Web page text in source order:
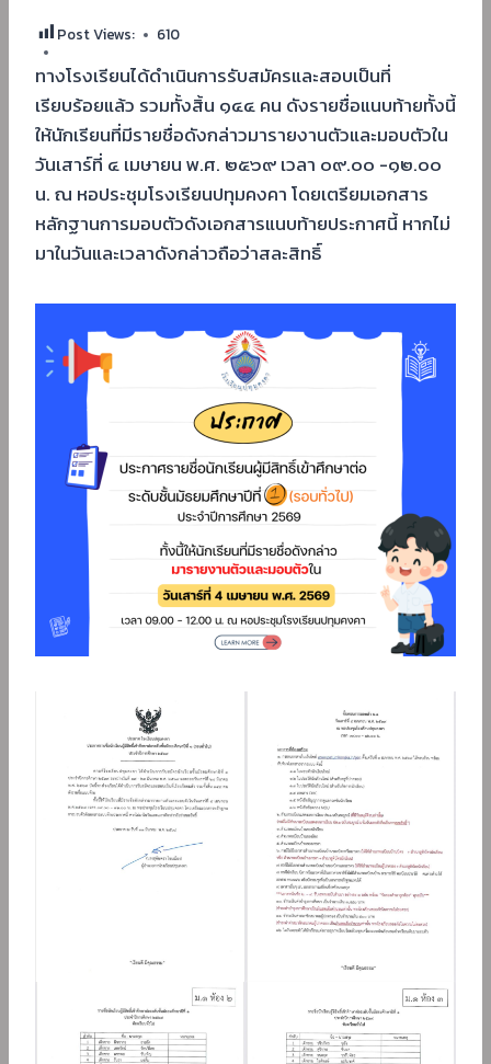
Post Views: 610
ทางโรงเรียนได้ดำเนินการรับสมัครและสอบเป็นที่
เรียบร้อยแล้ว รวมทั้งสิ้น ๑๔๔ คน ดังรายชื่อแนบท้ายทั้งนี้
ให้นักเรียนที่มีรายชื่อดังกล่าวมารายงานตัวและมอบตัวใน
วันเสาร์ที่ ๔ เมษายน พ.ศ. ๒๕๖๙ เวลา ๐๙.๐๐ -๑๒.๐๐
น. ณ หอประชุมโรงเรียนปทุมคงคา โดยเตรียมเอกสาร
หลักฐานการมอบตัวดังเอกสารแนบท้ายประกาศนี้ หากไม่
มาในวันและเวลาดังกล่าวถือว่าสละสิทธิ์